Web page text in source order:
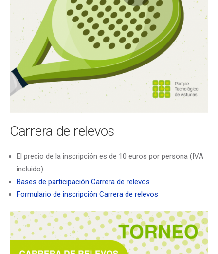
Carrera de relevos
El precio de la inscripción es de 10 euros por persona (IVA
incluido).
Bases de participación Carrera de relevos
Formulario de inscripción Carrera de relevos